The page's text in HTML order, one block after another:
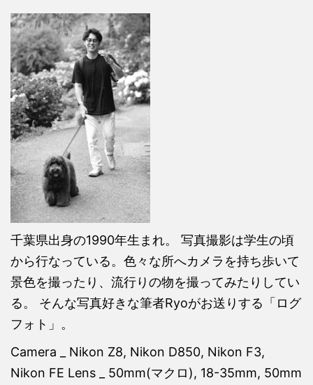
千葉県出身の1990年生まれ。 写真撮影は学生の頃
から行なっている。色々な所へカメラを持ち歩いて
景色を撮ったり、流行りの物を撮ってみたりしてい
る。 そんな写真好きな筆者Ryoがお送りする「ログ
フォト」。
Camera _ Nikon Z8, Nikon D850, Nikon F3,
Nikon FE Lens _ 50mm(マクロ), 18-35mm, 50mm